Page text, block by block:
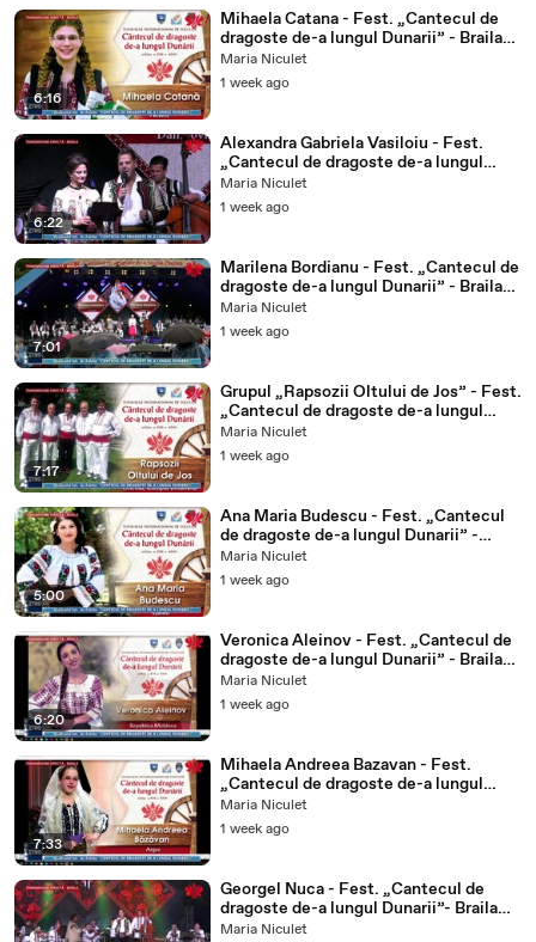
6:16
Mihaela Catana - Fest. „Cantecul de
dragoste de-a lungul Dunarii” - Braila
(ETNO TV - 22.07.2026)
Maria Niculet
1 week ago
6:22
Alexandra Gabriela Vasiloiu - Fest.
„Cantecul de dragoste de-a lungul
Dunarii” - Braila (ETNO TV -
22.07.2026)
Maria Niculet
1 week ago
7:01
Marilena Bordianu - Fest. „Cantecul de
dragoste de-a lungul Dunarii” - Braila
(ETNO TV - 22.07.2026)
Maria Niculet
1 week ago
7:17
Grupul „Rapsozii Oltului de Jos” - Fest.
„Cantecul de dragoste de-a lungul
Dunarii” - Braila (ETNO TV -
22.07.2026)
Maria Niculet
1 week ago
5:00
Ana Maria Budescu - Fest. „Cantecul
de dragoste de-a lungul Dunarii” -
Braila (ETNO TV - 22.07.2026)
Maria Niculet
1 week ago
6:20
Veronica Aleinov - Fest. „Cantecul de
dragoste de-a lungul Dunarii” - Braila
(ETNO TV - 22.07.2026)
Maria Niculet
1 week ago
7:33
Mihaela Andreea Bazavan - Fest.
„Cantecul de dragoste de-a lungul
Dunarii” - Braila (ETNO TV -
22.07.2026)
Maria Niculet
1 week ago
Georgel Nuca - Fest. „Cantecul de
dragoste de-a lungul Dunarii”- Braila
(ETNO TV - 21.07.2026)
Maria Niculet